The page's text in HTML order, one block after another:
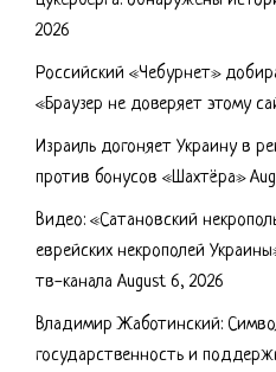
2026
Российский «Чебурнет»
«Браузер не доверяет этому
Израиль догоняет Украину в
против бонусов «Шахтёра»
Видео: «Сатановский
еврейских некрополей
тв-канала August 6, 2026
Владимир Жаботинский:
государственность и